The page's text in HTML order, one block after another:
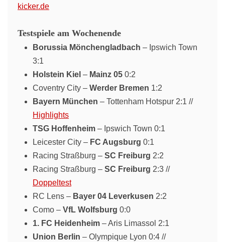
kicker.de
Testspiele am Wochenende
Borussia Mönchengladbach – Ipswich Town
3:1
Holstein Kiel – Mainz 05 0:2
Coventry City – Werder Bremen 1:2
Bayern München – Tottenham Hotspur 2:1 //
Highlights
TSG Hoffenheim – Ipswich Town 0:1
Leicester City – FC Augsburg 0:1
Racing Straßburg – SC Freiburg 2:2
Racing Straßburg – SC Freiburg 2:3 //
Doppeltest
RC Lens – Bayer 04 Leverkusen 2:2
Como – VfL Wolfsburg 0:0
1. FC Heidenheim – Aris Limassol 2:1
Union Berlin – Olympique Lyon 0:4 //